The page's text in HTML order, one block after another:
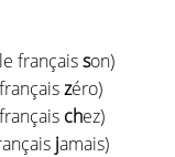
françaisson)
zéro)
chez)
jamais)